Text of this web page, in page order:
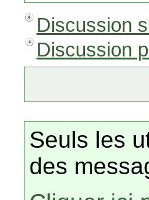
Discussion
Discussion
Seuls les
des